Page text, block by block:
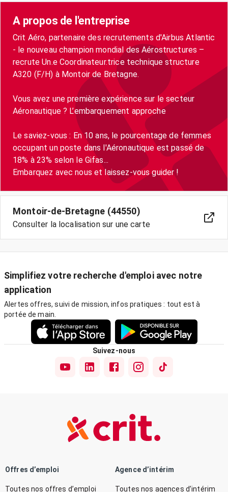
A propos de l'entreprise
Crit Aéro, partenaire des recrutements d'Airbus Atlantic
- le nouveau champion mondial des Aérostructures –
recrute Un.e Coordinateur.trice technique structure
A320 (F/H) à Montoir de Bretagne.
Vous avez une première expérience sur le secteur
Aéronautique ? L’embarquement approche
Le saviez-vous : En 10 ans, le pourcentage de femmes
occupant un poste dans l'Aéronautique est passé de
18% à 23% selon le Gifas...
Embarquez avec nous et laissez-vous guider !
Montoir-de-Bretagne (44550)
Consulter la localisation sur une carte
Simplifiez votre recherche d'emploi avec notre
application
Alertes offres, suivi de mission, infos pratiques : tout est à
portée de main.
Suivez-nous
Offres d’emploi
Toutes nos offres d’emploi
Agence d’intérim
Toutes nos agences d’intérim